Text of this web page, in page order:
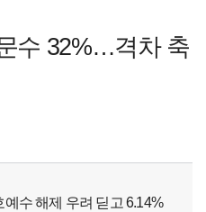
수 32%…격차 축
수 해제 우려 딛고 6.14%